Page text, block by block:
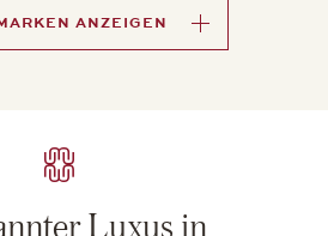
ANZEIGEN
Luxus in